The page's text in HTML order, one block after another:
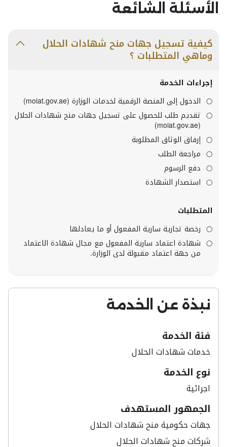
الأسئلة الشائعة
كيفية تسجيل جهات منح شهادات الحلال
وماهي المتطلبات ؟
إجراءات الخدمة
الدخول إلى المنصة الرقمية لخدمات الوزارة (moiat.gov.ae
)
تقديم طلب للحصول على تسجيل جهات منح شهادات الحلال
(
moiat.gov.ae
)
إرفاق الوثاق المطلوبة
مراجعة الطلب
دفع الرسوم
استصدار الشهادة
المتطلبات
رخصة تجارية سارية المفعول أو ما يعادلها
شهادة اعتماد سارية المفعول مع مجال شهادة الاعتماد
من جهة اعتماد مقبولة لدى الوزارة.
نبذة عن الخدمة
فئة الخدمة
خدمات شهادات الحلال​
نوع الخدمة
اجرائية
الجمهور المستهدف
جهات حكومية منح شهادات الحلال
شركات منح شهادات الحلال